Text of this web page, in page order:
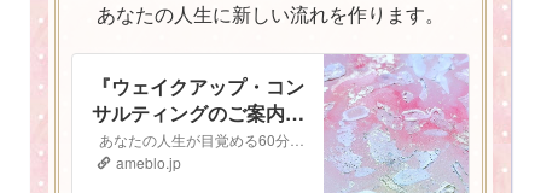
あなたの人生に新しい流れを作ります。
『ウェイクアップ・コン
サルティングのご案内
⭐️』
ameblo.jp